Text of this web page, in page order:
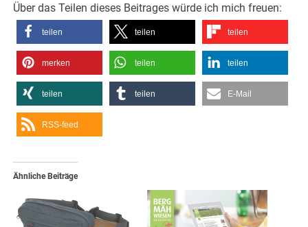
Über das Teilen dieses Beitrages würde ich mich freuen:
teilen teilen teilen
merken teilen teilen
teilen teilen E-Mail
RSS-feed
Ähnliche Beiträge